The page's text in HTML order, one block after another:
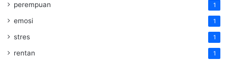
perempuan 1
emosi 1
stres 1
rentan 1